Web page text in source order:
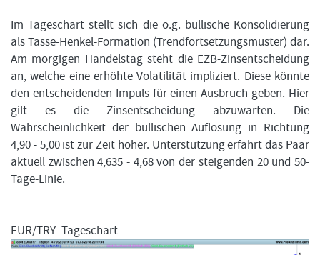
Im Tageschart stellt sich die o.g. bullische Konsolidierung
als Tasse-Henkel-Formation (Trendfortsetzungsmuster) dar.
Am morgigen Handelstag steht die EZB-Zinsentscheidung
an, welche eine erhöhte Volatilität impliziert. Diese könnte
den entscheidenden Impuls für einen Ausbruch geben. Hier
gilt es die Zinsentscheidung abzuwarten. Die
Wahrscheinlichkeit der bullischen Auflösung in Richtung
4,90 - 5,00 ist zur Zeit höher. Unterstützung erfährt das Paar
aktuell zwischen 4,635 - 4,68 von der steigenden 20 und 50-
Tage-Linie.
EUR/TRY -Tageschart-